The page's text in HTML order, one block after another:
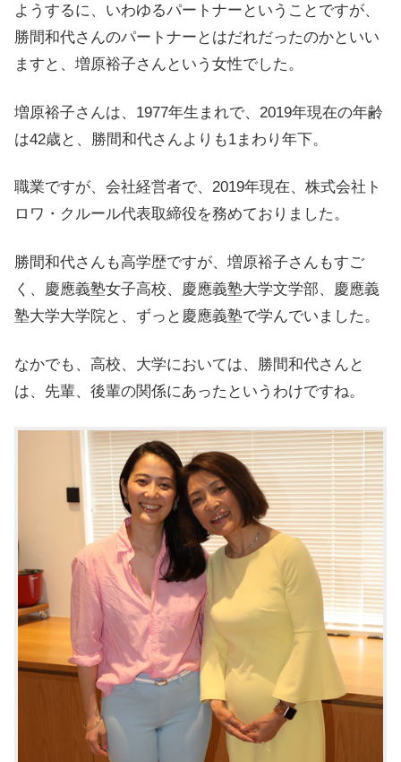
ようするに、いわゆるパートナーということですが、
勝間和代さんのパートナーとはだれだったのかといい
ますと、増原裕子さんという女性でした。
増原裕子さんは、1977年生まれで、2019年現在の年齢
は42歳と、勝間和代さんよりも1まわり年下。
職業ですが、会社経営者で、2019年現在、株式会社ト
ロワ・クルール代表取締役を務めておりました。
勝間和代さんも高学歴ですが、増原裕子さんもすご
く、慶應義塾女子高校、慶應義塾大学文学部、慶應義
塾大学大学院と、ずっと慶應義塾で学んでいました。
なかでも、高校、大学においては、勝間和代さんと
は、先輩、後輩の関係にあったというわけですね。